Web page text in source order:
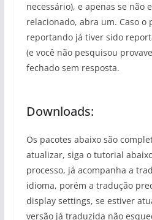
necessário), e apenas se não
relacionado, abra um. Caso o
reportando já tiver sido
(e você não pesquisou
fechado sem resposta.
Downloads:
Os pacotes abaixo são
atualizar, siga o tutorial
processo, já acompanha a
idioma, porém a tradução
display settings, se estiver
versão já traduzida não